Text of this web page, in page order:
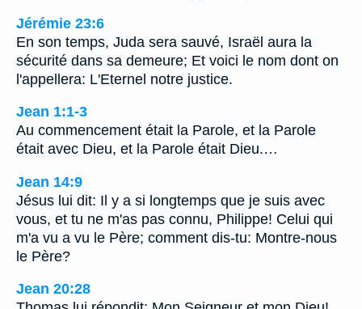
Jérémie 23:6
En son temps, Juda sera sauvé, Israël aura la
sécurité dans sa demeure; Et voici le nom dont on
l'appellera: L'Eternel notre justice.
Jean 1:1-3
Au commencement était la Parole, et la Parole
était avec Dieu, et la Parole était Dieu.…
Jean 14:9
Jésus lui dit: Il y a si longtemps que je suis avec
vous, et tu ne m'as pas connu, Philippe! Celui qui
m'a vu a vu le Père; comment dis-tu: Montre-nous
le Père?
Jean 20:28